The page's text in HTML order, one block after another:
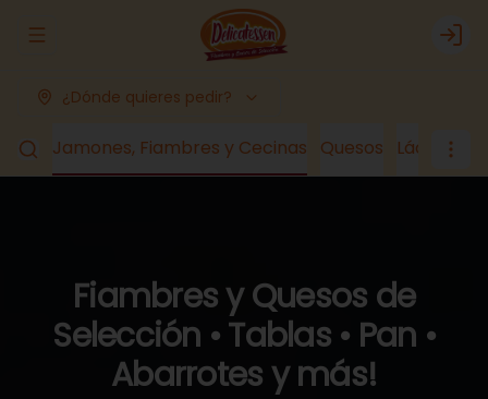
Abrir menu de navegación Login
¿Dónde quieres pedir?
Jamones, Fiambres y Cecinas Quesos Lácteos y
Fiambres y Quesos de
Selección • Tablas • Pan •
Abarrotes y más!